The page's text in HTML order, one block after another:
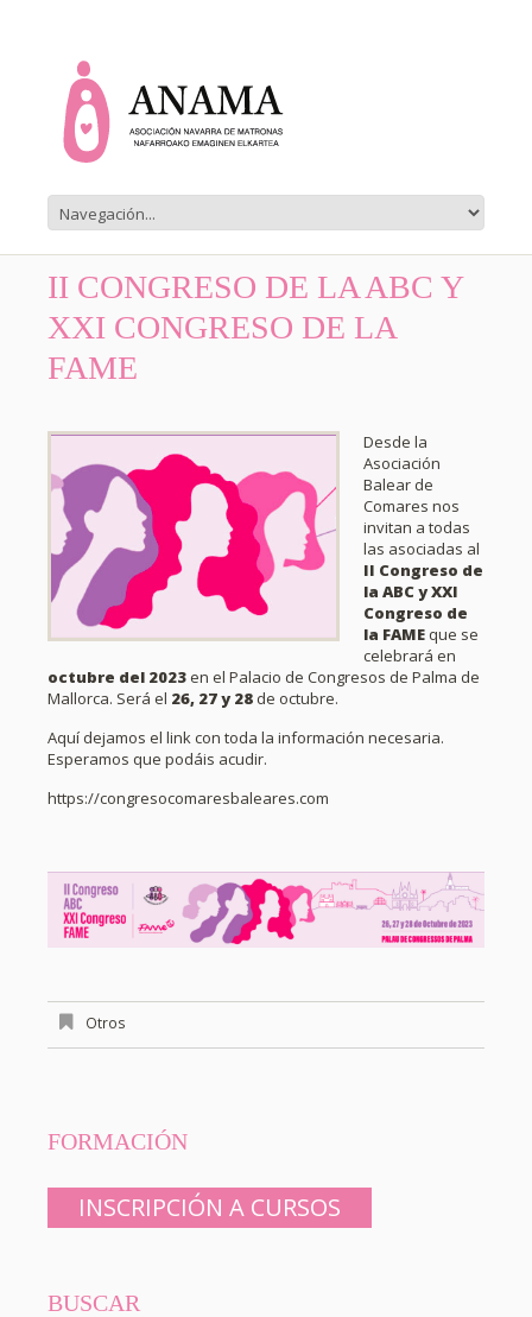
II CONGRESO DE LA ABC Y
XXI CONGRESO DE LA
FAME
Desde la
Asociación
Balear de
Comares nos
invitan a todas
las asociadas al
II Congreso de
la ABC y XXI
Congreso de
la FAMEque se
celebrará en
octubre del 2023en el Palacio de Congresos de Palma de
Mallorca. Será el 26, 27 y 28 de octubre.
Aquí dejamos el link con toda la información necesaria.
Esperamos que podáis acudir.
https://congresocomaresbaleares.com
Otros
FORMACIÓN
INSCRIPCIÓN A CURSOS
BUSCAR